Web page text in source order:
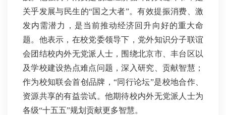
关乎发展与民生的“国之大者”。有效提振消费、激
发内需潜力，是当前推动经济回升向好的重大命
题。他表示，在校党委领导下，党外知识分子联谊
会团结校内外无党派人士，围绕北京市、丰台区以
及学校建设热点难点问题，深入研究、贡献智慧；
作为校知联会首创品牌，“同行论坛”是校地合作、
资源共享的有益尝试。他期待校内外无党派人士为
各级“十五五”规划贡献更多智慧。